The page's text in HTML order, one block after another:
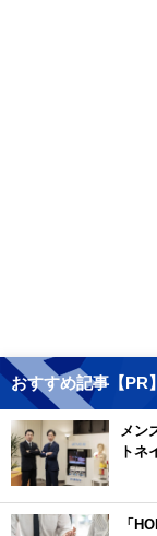
おすすめ記事【PR】
メン
トネ
「